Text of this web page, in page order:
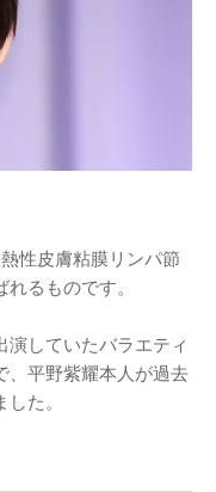
性皮膚粘膜リンパ節
るものです。
演していたバラエティ
、平野紫耀本人が過去
た。